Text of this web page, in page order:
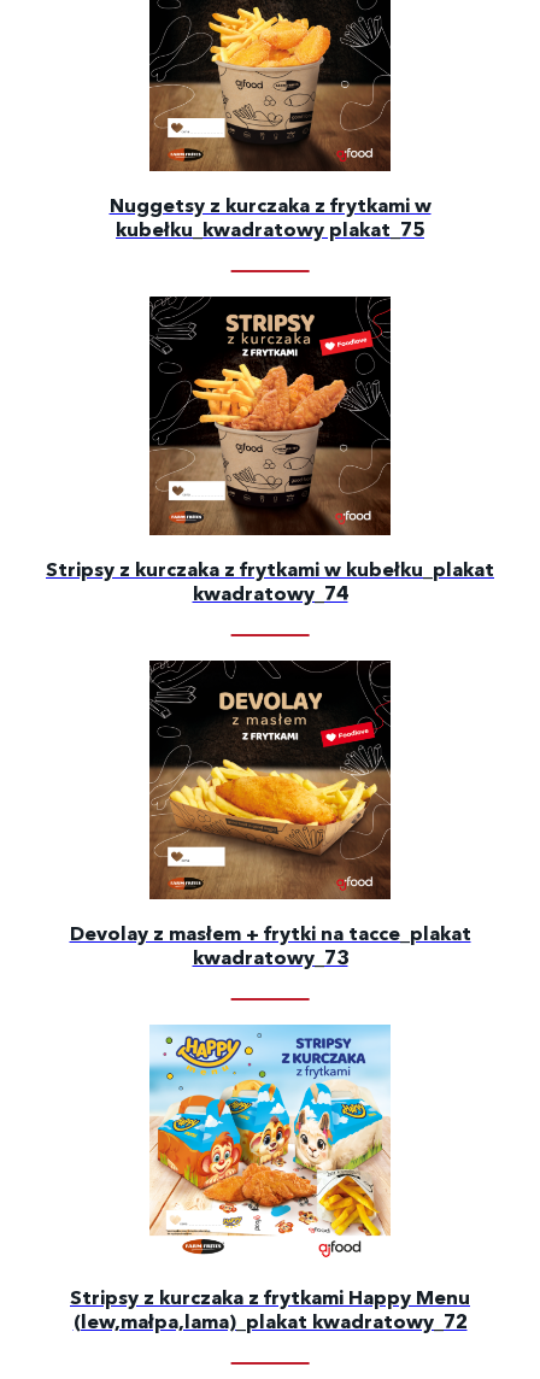
Nuggetsy z kurczaka z frytkami w
kubełku_kwadratowy plakat_75
Stripsy z kurczaka z frytkami w kubełku_plakat
kwadratowy_74
Devolay z masłem + frytki na tacce_plakat
kwadratowy_73
Stripsy z kurczaka z frytkami Happy Menu
(lew,małpa,lama)_plakat kwadratowy_72